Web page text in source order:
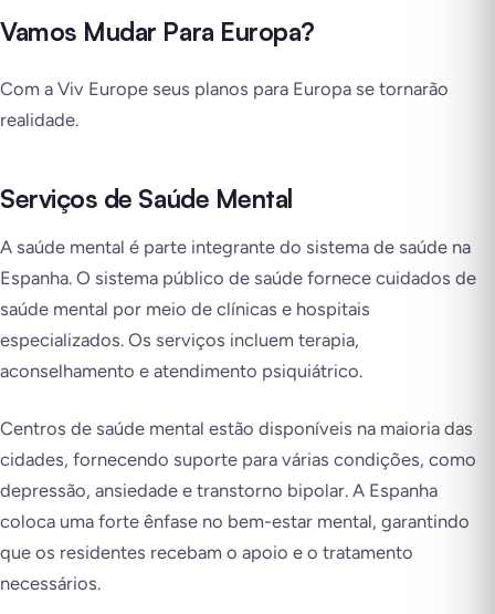
Vamos Mudar Para Europa?
Com a Viv Europe seus planos para Europa se tornarão
realidade.
Serviços de Saúde Mental
A saúde mental é parte integrante do sistema de saúde na
Espanha. O sistema público de saúde fornece cuidados de
saúde mental por meio de clínicas e hospitais
especializados. Os serviços incluem terapia,
aconselhamento e atendimento psiquiátrico.
Centros de saúde mental estão disponíveis na maioria das
cidades, fornecendo suporte para várias condições, como
depressão, ansiedade e transtorno bipolar. A Espanha
coloca uma forte ênfase no bem-estar mental, garantindo
que os residentes recebam o apoio e o tratamento
necessários.